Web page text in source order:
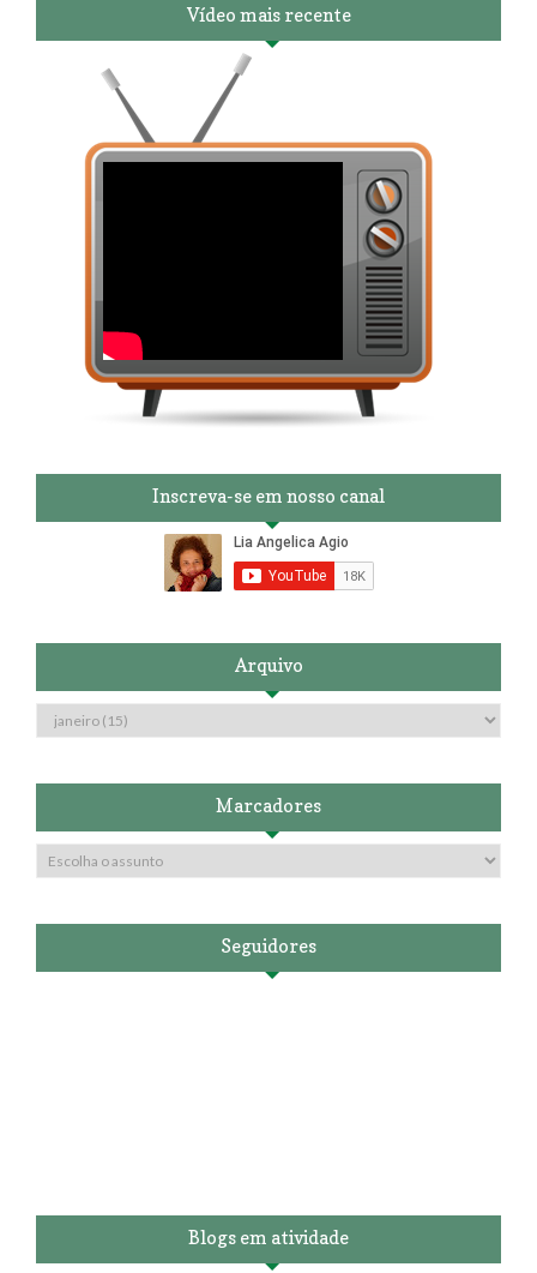
Vídeo mais recente
Inscreva-se em nosso canal
Arquivo
Marcadores
Seguidores
Blogs em atividade